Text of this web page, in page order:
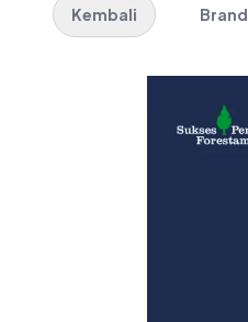
Kembali Brand